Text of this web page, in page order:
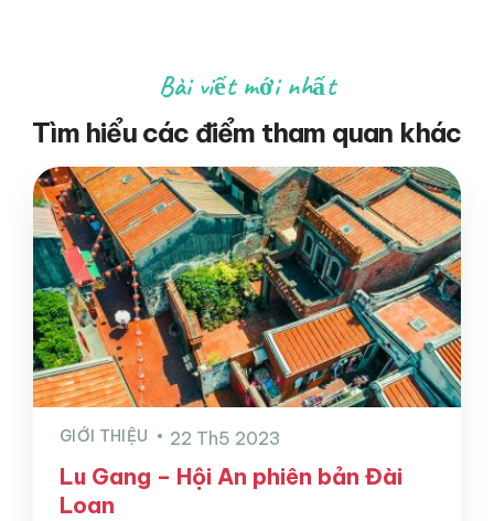
Bài viết mới nhất
Tìm hiểu các điểm tham quan khác
GIỚI THIỆU 22 Th5 2023
Lu Gang – Hội An phiên bản Đài
Loan